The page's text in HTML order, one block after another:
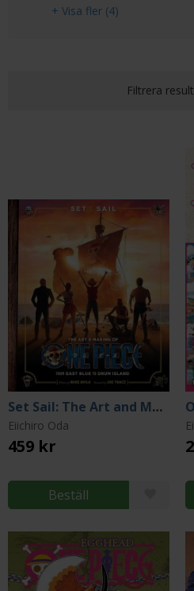
+ Visa fler (4)
Filtrera
Set Sail: The Art and Making of One Piece
Eiichiro Oda
459 kr
Beställ